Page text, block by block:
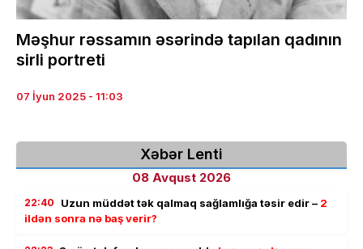
Məşhur rəssamın əsərində tapılan qadının
sirli portreti
07 İyun 2025 - 11:03
Xəbər Lenti
08 Avqust 2026
22:40 Uzun müddət tək qalmaq sağlamlığa təsir edir – 2
ildən sonra nə baş verir?